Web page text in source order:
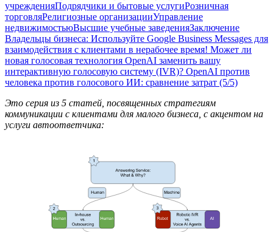
учрежденияПодрядчики и бытовые услугиРозничная
торговляРелигиозные организацииУправление
недвижимостьюВысшие учебные заведенияЗаключение
Владельцы бизнеса: Используйте Google Business Messages для
взаимодействия с клиентами в нерабочее время! Может ли
новая голосовая технология OpenAI заменить вашу
интерактивную голосовую систему (IVR)? OpenAI против
человека против голосового ИИ: сравнение затрат (5/5)
Это серия из 5 статей, посвященных стратегиям
коммуникации с клиентами для малого бизнеса, с акцентом на
услуги автоответчика: